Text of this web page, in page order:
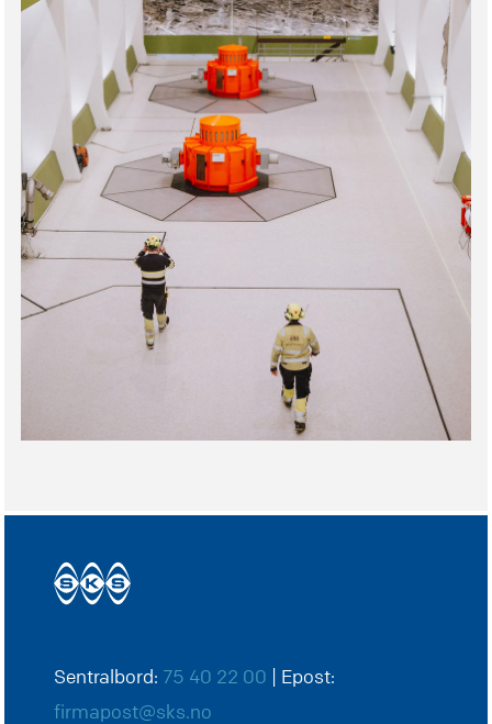
Sentralbord: 75 40 22 00 | Epost:
firmapost@sks.no